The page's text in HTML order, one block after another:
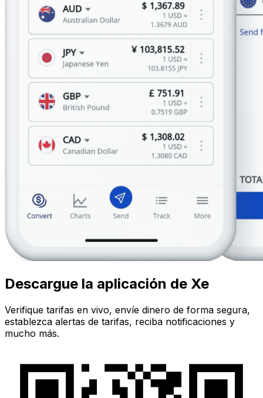
Descargue la aplicación de Xe
Verifique tarifas en vivo, envíe dinero de forma segura,
establezca alertas de tarifas, reciba notificaciones y
mucho más.